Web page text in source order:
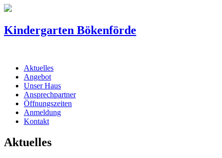
Kindergarten Bökenförde
Aktuelles
Angebot
Unser Haus
Ansprechpartner
Öffnungszeiten
Anmeldung
Kontakt
Aktuelles